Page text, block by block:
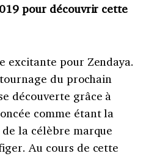
pour découvrir cette
excitante pour Zendaya.
du prochain
découverte grâce à
comme étant la
la célèbre marque
Au cours de cette